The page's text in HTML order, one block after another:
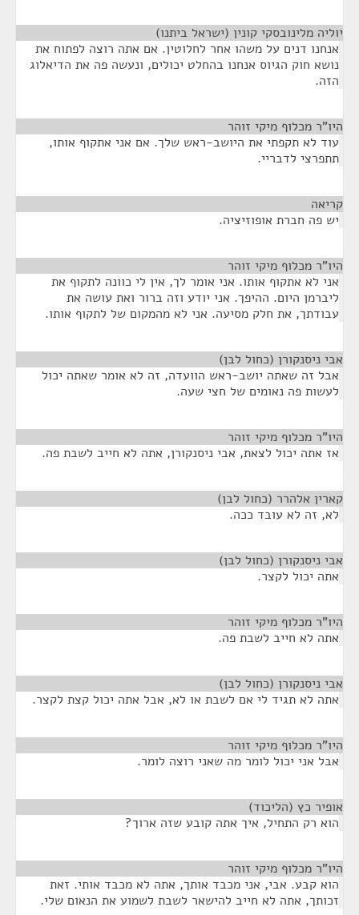
יוליה מלינובסקי קונין (ישראל ביתנו)
אנחנו דנים על משהו אחר לחלוטין. אם אתה רוצה לפתוח את
נושא חוק הגיוס אנחנו בהחלט יכולים, ונעשה פה את הדיאלוג
הזה.
היו"ר מכלוף מיקי זוהר
עוד לא תקפתי את היושב-ראש שלך. אם אני אתקוף אותו,
תתפרצי לדבריי.
קריאה
יש פה חברת אופוזיציה.
היו"ר מכלוף מיקי זוהר
אני לא אתקוף אותו. אני אומר לך, אין לי כוונה לתקוף את
ליברמן היום. ההיפך. אני יודע וזה ברור ואת עושה את
עבודתך, את חלק מסיעה. אני לא מהמקום של לתקוף אותו.
אבי ניסנקורן (כחול לבן)
אבל זה שאתה יושב-ראש הוועדה, זה לא אומר שאתה יכול
לעשות פה נאומים של חצי שעה.
היו"ר מכלוף מיקי זוהר
אז אתה יכול לצאת, אבי ניסנקורן, אתה לא חייב לשבת פה.
קארין אלהרר (כחול לבן)
לא, זה לא עובד ככה.
אבי ניסנקורן (כחול לבן)
אתה יכול לקצר.
היו"ר מכלוף מיקי זוהר
אתה לא חייב לשבת פה.
אבי ניסנקורן (כחול לבן)
אתה לא תגיד לי אם לשבת או לא, אבל אתה יכול קצת לקצר.
היו"ר מכלוף מיקי זוהר
אבל אני יכול לומר מה שאני רוצה לומר.
אופיר כץ (הליכוד)
הוא רק התחיל, איך אתה קובע שזה ארוך?
היו"ר מכלוף מיקי זוהר
הוא קבע. אבי, אני מכבד אותך, אתה לא מכבד אותי. זאת
זכותך, אתה לא חייב להישאר לשבת לשמוע את הנאום שלי.